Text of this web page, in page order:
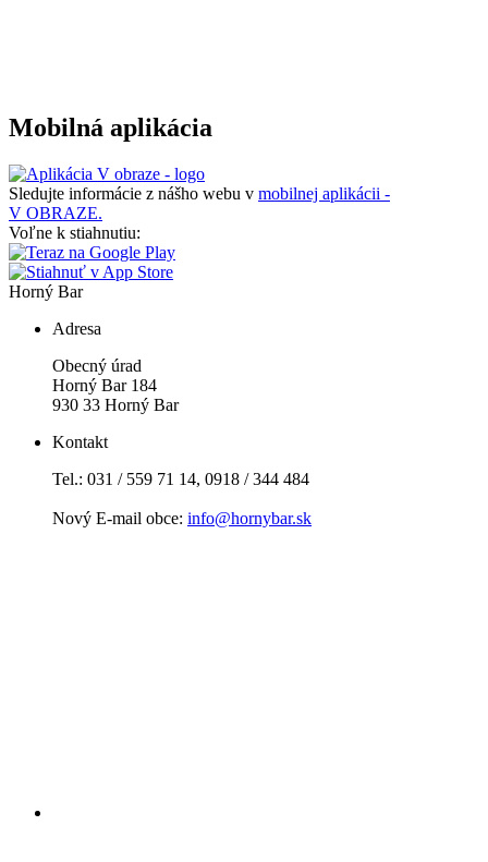
Mobilná aplikácia
Sledujte informácie z nášho webu v mobilnej aplikácii -
V OBRAZE.
Voľne k stiahnutiu:
Horný Bar
Adresa
Obecný úrad
Horný Bar 184
930 33 Horný Bar
Kontakt
Tel.: 031 / 559 71 14, 0918 / 344 484
Nový E-mail obce: info@hornybar.sk